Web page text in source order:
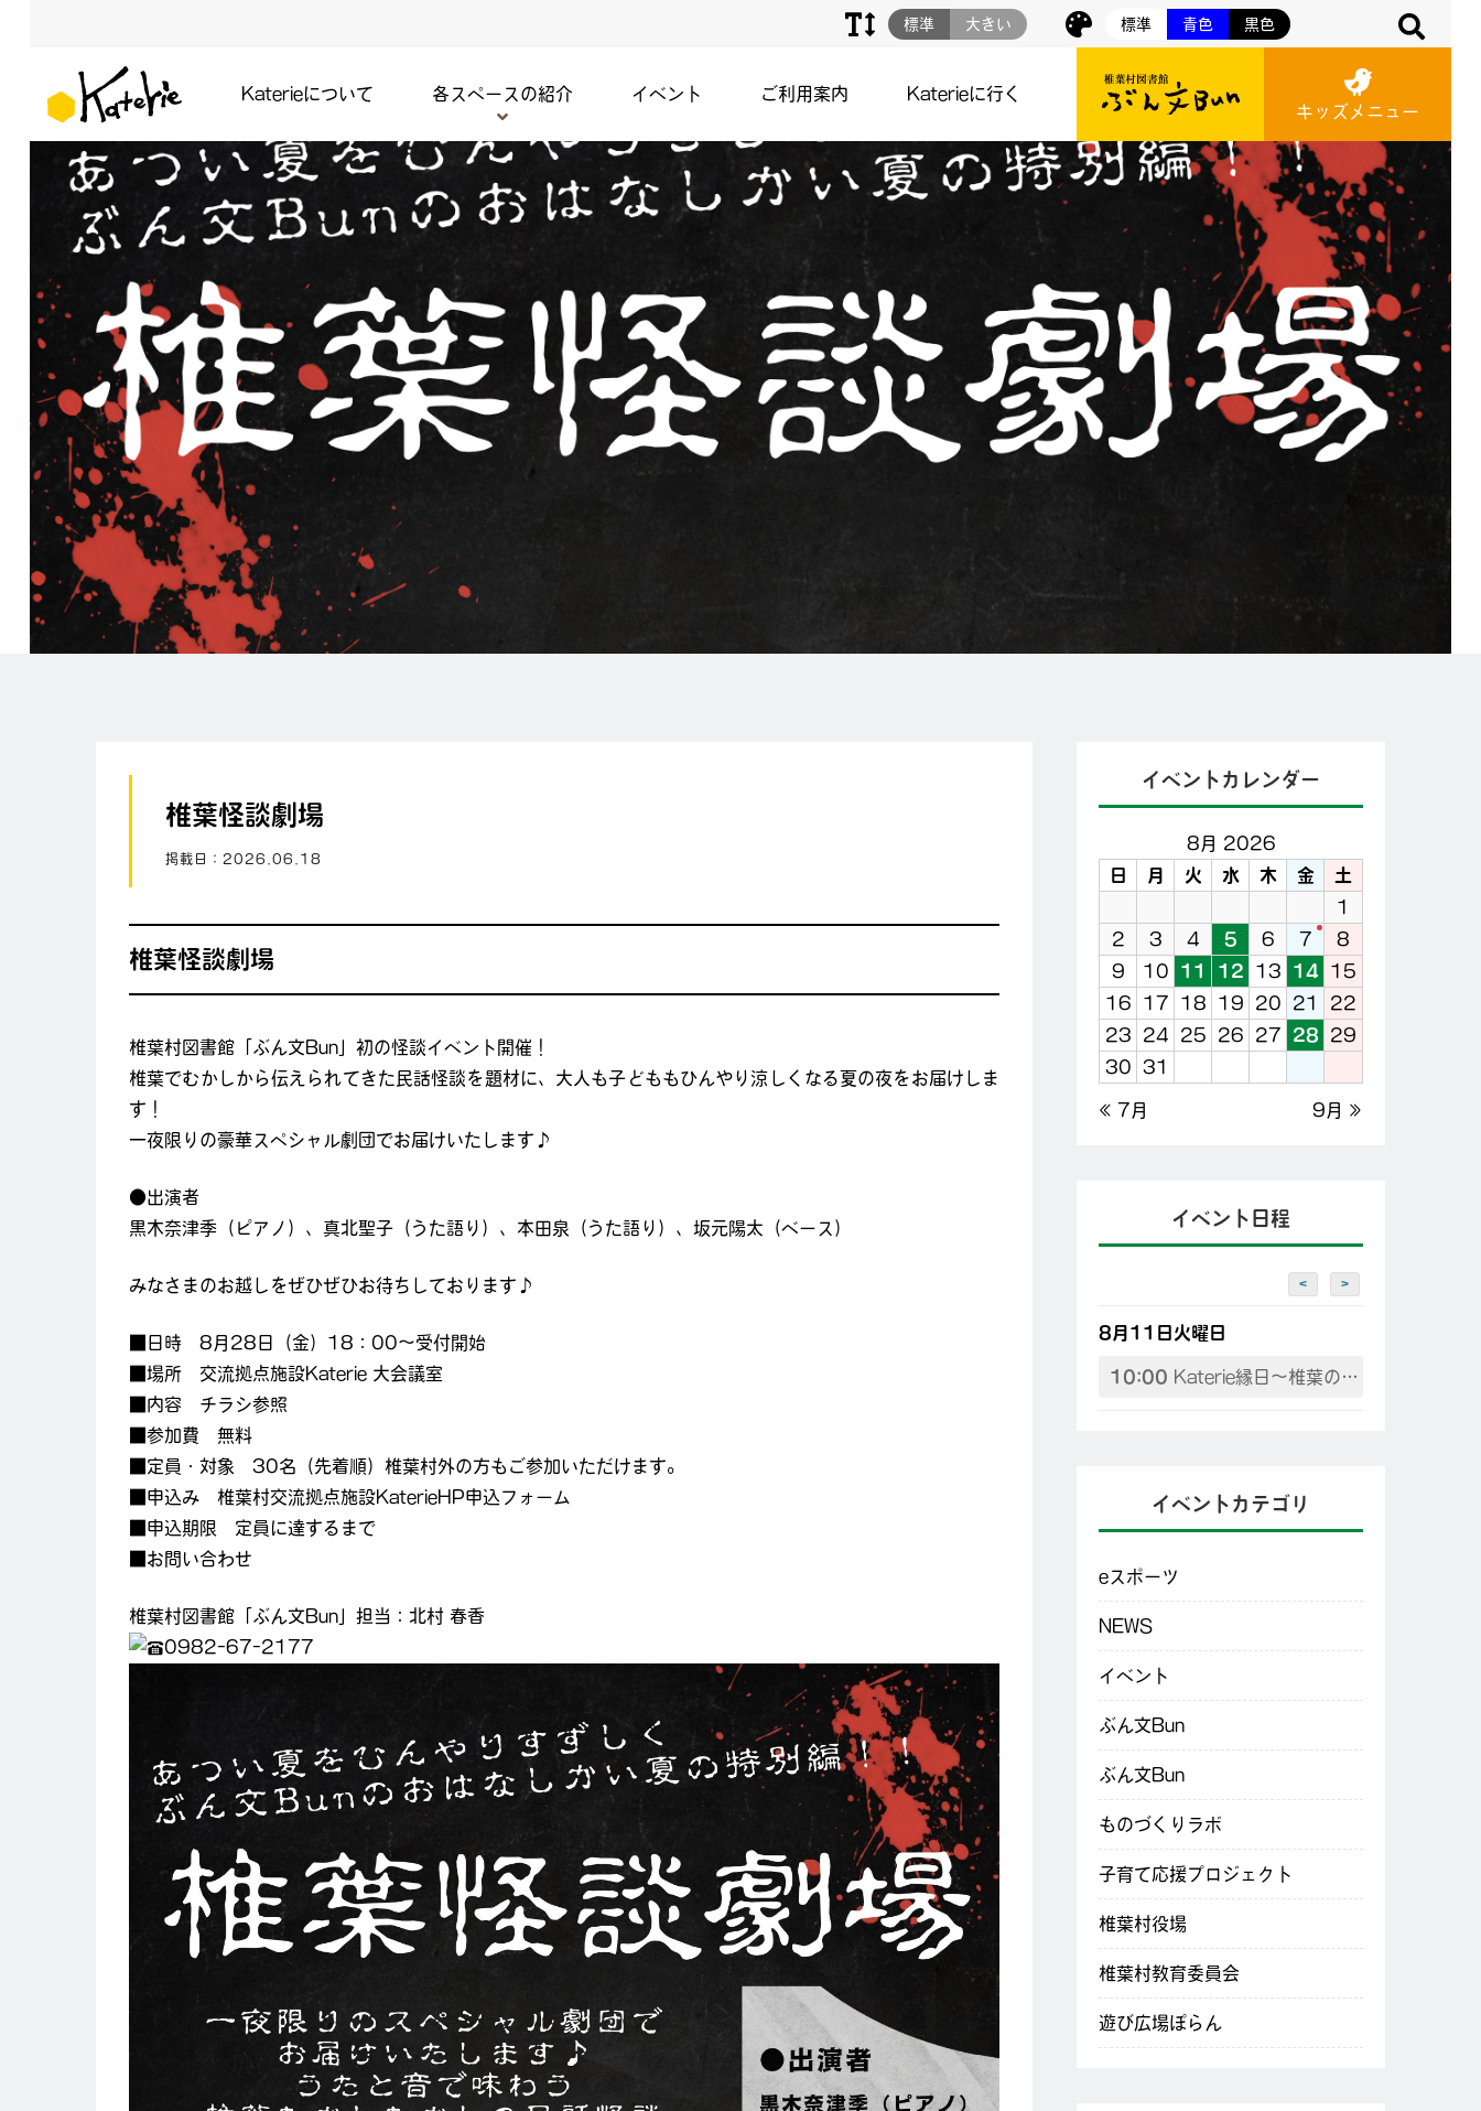
標準 青色 黒色
標準 大きい
Katerieについて 各スペースの紹介 イベント ご利用案内
Katerieに行く
キッズメニュー
椎葉怪談劇場
掲載日： 2026.06.18
椎葉怪談劇場
椎葉村図書館「ぶん文Bun」初の怪談イベント開催！
椎葉でむかしから伝えられてきた民話怪談を題材に、大人も子どももひんやり涼しくなる夏の夜をお届けしま
す！
一夜限りの豪華スペシャル劇団でお届けいたします♪
●出演者
黒木奈津季（ピアノ）、真北聖子（うた語り）、本田泉（うた語り）、坂元陽太（ベース）
みなさまのお越しをぜひぜひお待ちしております♪
■日時 8月28日（金）18：00〜受付開始
■場所 交流拠点施設Katerie 大会議室
■内容 チラシ参照
■参加費 無料
■定員・対象 30名（先着順）椎葉村外の方もご参加いただけます。
■申込み 椎葉村交流拠点施設KaterieHP申込フォーム
■申込期限 定員に達するまで
■お問い合わせ
椎葉村図書館「ぶん文Bun」担当：北村 春香
0982-67-2177
イベントカレンダー
8月 2026
日
月 火 水 木 金
土
1
2
3 4 5 6 7
8
9
10 11 12 13 14
15
16
17 18 19 20 21
22
23
24 25 26 27 28
29
30
31
« 7月 9月 »
イベント日程
< >
8月11日火曜日
10:00 Katerie縁日～椎葉の夏を先取りしよう♪
イベントカテゴリ
eスポーツ
NEWS
イベント
ぶん文Bun
ぶん文Bun
ものづくりラボ
子育て応援プロジェクト
椎葉村役場
椎葉村教育委員会
遊び広場ぽらん